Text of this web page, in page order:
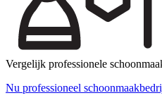
Vergelijk professionele
Nu professioneel